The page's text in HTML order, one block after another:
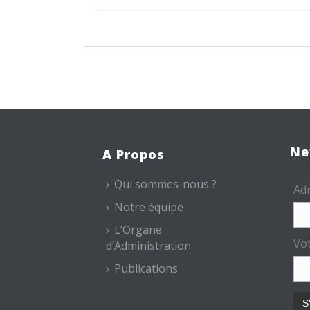
A Propos
Qui sommes-nous ?
Notre équipe
L’Organe
d’Administration
Publications